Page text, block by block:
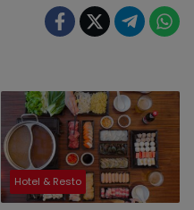
Hotel & Resto